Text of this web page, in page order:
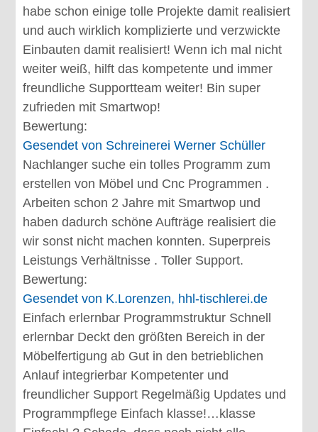
habe schon einige tolle Projekte damit realisiert
und auch wirklich komplizierte und verzwickte
Einbauten damit realisiert! Wenn ich mal nicht
weiter weiß, hilft das kompetente und immer
freundliche Supportteam weiter! Bin super
zufrieden mit Smartwop!
Bewertung:
Gesendet von Schreinerei Werner Schüller
Nachlanger suche ein tolles Programm zum
erstellen von Möbel und Cnc Programmen .
Arbeiten schon 2 Jahre mit Smartwop und
haben dadurch schöne Aufträge realisiert die
wir sonst nicht machen konnten. Superpreis
Leistungs Verhältnisse . Toller Support.
Bewertung:
Gesendet von K.Lorenzen, hhl-tischlerei.de
Einfach erlernbar Programmstruktur Schnell
erlernbar Deckt den größten Bereich in der
Möbelfertigung ab Gut in den betrieblichen
Anlauf integrierbar Kompetenter und
freundlicher Support Regelmäßig Updates und
Programmpflege Einfach klasse!…klasse